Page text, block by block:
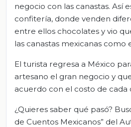
negocio con las canastas. Así
confitería, donde venden
entre ellos chocolates y vio
las canastas mexicanas como
El turista regresa a México
artesano el gran negocio y
acuerdo con el costo de cada
¿Quieres saber qué pasó?
de Cuentos Mexicanos” del